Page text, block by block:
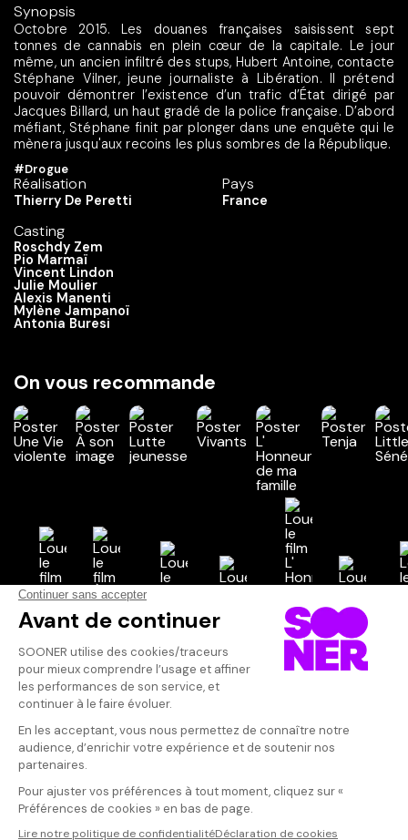
Synopsis
Octobre 2015. Les douanes françaises saisissent sept
tonnes de cannabis en plein cœur de la capitale. Le jour
même, un ancien infiltré des stups, Hubert Antoine, contacte
Stéphane Vilner, jeune journaliste à Libération. Il prétend
pouvoir démontrer l’existence d’un trafic d’État dirigé par
Jacques Billard, un haut gradé de la police française. D’abord
méfiant, Stéphane finit par plonger dans une enquête qui le
mènera jusqu'aux recoins les plus sombres de la République.
#Drogue
Réalisation
Thierry De Peretti
Casting
Roschdy Zem
Pio Marmaï
Vincent Lindon
Julie Moulier
Alexis Manenti
Mylène Jampanoï
Antonia Buresi
Pays
France
On vous recommande
Vos avis
Donnez votre avis
Votre note
Votre commentaire
Il faut vous connecter pour
publier un avis
Très
Thierry de
image", j'ai
Et c'est une
Entre format
réalise un film